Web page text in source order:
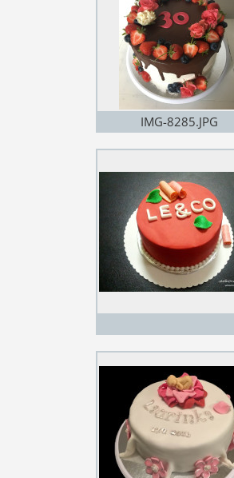
IMG-8285.JPG